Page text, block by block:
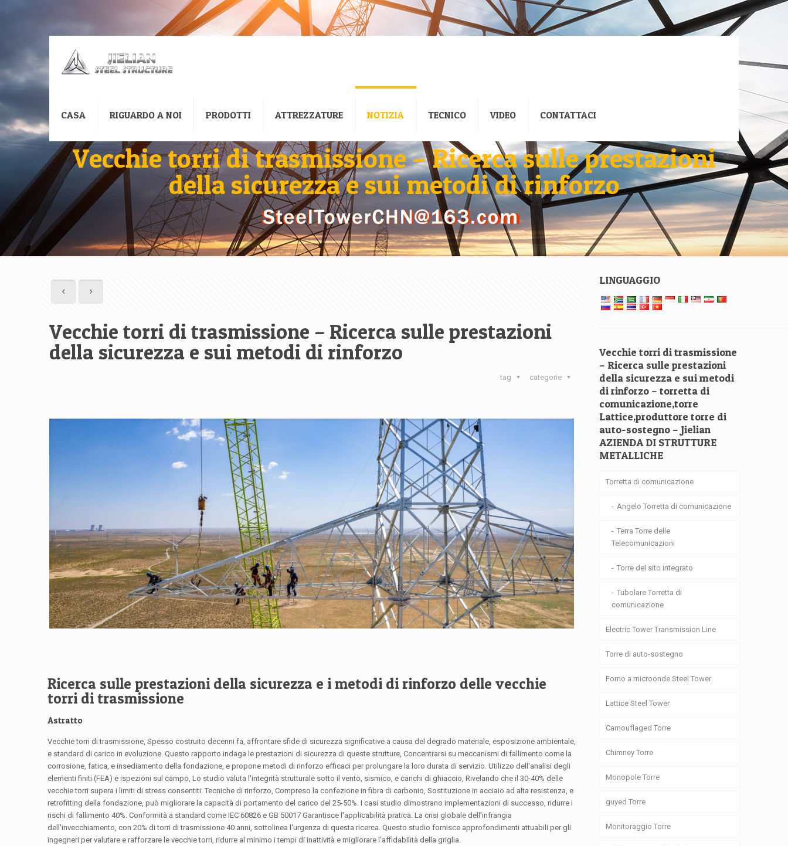
CASA RIGUARDO A NOI PRODOTTI ATTREZZATURE NOTIZIA TECNICO VIDEO CONTATTACI
Vecchie torri di trasmissione – Ricerca sulle prestazioni
della sicurezza e sui metodi di rinforzo
Vecchie torri di trasmissione – Ricerca sulle prestazioni
della sicurezza e sui metodi di rinforzo
categorie
tag
Ricerca sulle prestazioni della sicurezza e i metodi di rinforzo delle vecchie
torri di trasmissione
Astratto
Vecchie torri di trasmissione, Spesso costruito decenni fa, affrontare sfide di sicurezza significative a causa del degrado materiale, esposizione ambientale,
e standard di carico in evoluzione. Questo rapporto indaga le prestazioni di sicurezza di queste strutture, Concentrarsi su meccanismi di fallimento come la
corrosione, fatica, e insediamento della fondazione, e propone metodi di rinforzo efficaci per prolungare la loro durata di servizio. Utilizzo dell'analisi degli
elementi finiti (FEA) e ispezioni sul campo, Lo studio valuta l'integrità strutturale sotto il vento, sismico, e carichi di ghiaccio, Rivelando che il 30-40% delle
vecchie torri supera i limiti di stress consentiti. Tecniche di rinforzo, Compreso la confezione in fibra di carbonio, Sostituzione in acciaio ad alta resistenza, e
retrofitting della fondazione, può migliorare la capacità di portamento del carico del 25-50%. I casi studio dimostrano implementazioni di successo, ridurre i
rischi di fallimento 40%. Conformità a standard come IEC 60826 e GB 50017 Garantisce l'applicabilità pratica. La crisi globale dell'infrangia
dell'invecchiamento, con 20% di torri di trasmissione 40 anni, sottolinea l'urgenza di questa ricerca. Questo studio fornisce approfondimenti attuabili per gli
ingegneri per valutare e rafforzare le vecchie torri, ridurre al minimo i tempi di inattività e migliorare l'affidabilità della griglia.
LINGUAGGIO
Vecchie torri di trasmissione
– Ricerca sulle prestazioni
della sicurezza e sui metodi
di rinforzo – torretta di
comunicazione,torre
Lattice,produttore torre di
auto-sostegno – Jielian
AZIENDA DI STRUTTURE
METALLICHE
Torretta di comunicazione
Angelo Torretta di comunicazione
Terra Torre delle
Telecomunicazioni
Torre del sito integrato
Tubolare Torretta di
comunicazione
Electric Tower Transmission Line
Torre di auto-sostegno
Forno a microonde Steel Tower
Lattice Steel Tower
Camouflaged Torre
Chimney Torre
Monopole Torre
guyed Torre
Monitoraggio Torre